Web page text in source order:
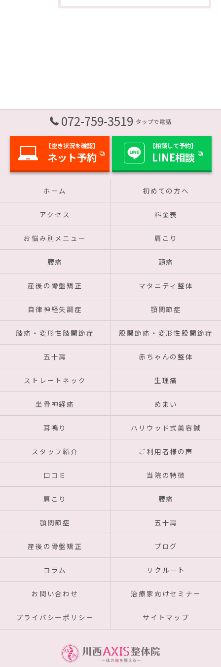
072-759-3519 タップで電話
【空き状況を確認】
ネット予約
【相談して予約】
LINE相談
ホーム 初めての方へ
アクセス 料金表
お悩み別メニュー 肩こり
腰痛 頭痛
産後の骨盤矯正 マタニティ整体
自律神経失調症 顎関節症
膝痛・変形性膝関節症 股関節痛・変形性股関節症
五十肩 赤ちゃんの整体
ストレートネック 生理痛
坐骨神経痛 めまい
耳鳴り ハリウッド式美容鍼
スタッフ紹介 ご利用者様の声
口コミ 当院の特徴
肩こり 腰痛
顎関節症 五十肩
産後の骨盤矯正 ブログ
コラム リクルート
お問い合わせ 治療家向けセミナー
プライバシーポリシー サイトマップ